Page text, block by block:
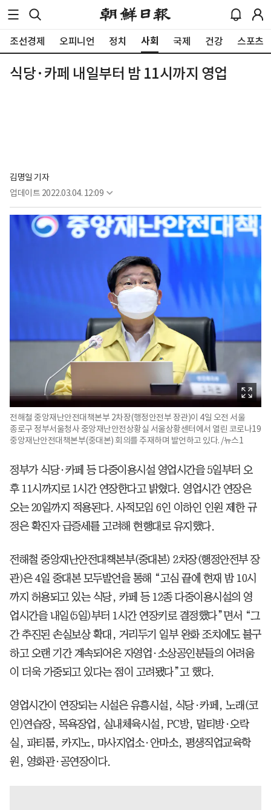
조선경제 오피니언 정치 사회 국제 건강 스포츠
식당·카페 내일부터 밤 11시까지 영업
김명일 기자
업데이트 2022.03.04. 12:09
전해철 중앙재난안전대책본부 2차장(행정안전부 장관)이 4일 오전 서울
종로구 정부서울청사 중앙재난안전상황실 서울상황센터에서 열린 코로나19
중앙재난안전대책본부(중대본) 회의를 주재하며 발언하고 있다. /뉴스1
정부가 식당·카페 등 다중이용시설 영업시간을 5일부터 오
후 11시까지로 1시간 연장한다고 밝혔다. 영업시간 연장은
오는 20일까지 적용된다. 사적모임 6인 이하인 인원 제한 규
정은 확진자 급증세를 고려해 현행대로 유지했다.
전해철 중앙재난안전대책본부(중대본) 2차장(행정안전부 장
관)은 4일 중대본 모두발언을 통해 “고심 끝에 현재 밤 10시
까지 허용되고 있는 식당, 카페 등 12종 다중이용시설의 영
업시간을 내일(5일)부터 1시간 연장키로 결정했다”면서 “그
간 추진된 손실보상 확대, 거리두기 일부 완화 조치에도 불구
하고 오랜 기간 계속되어온 자영업·소상공인분들의 어려움
이 더욱 가중되고 있다는 점이 고려됐다”고 했다.
영업시간이 연장되는 시설은 유흥시설, 식당·카페, 노래(코
인)연습장, 목욕장업, 실내체육시설, PC방, 멀티방·오락
실, 파티룸, 카지노, 마사지업소·안마소, 평생직업교육학
원, 영화관·공연장이다.